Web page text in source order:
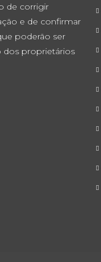
de corrigir
e de confirmar
poderão ser
dos proprietários